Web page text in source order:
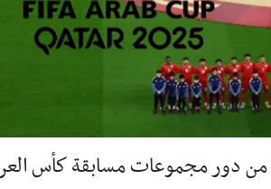
الجولة الثالثة من دور مجموعات مسابقة كأس